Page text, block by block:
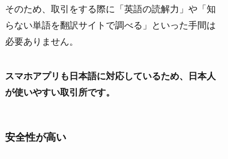
そのため、取引をする際に「英語の読解力」や「知
らない単語を翻訳サイトで調べる」といった手間は
必要ありません。
スマホアプリも日本語に対応しているため、日本人
が使いやすい取引所です。
安全性が高い